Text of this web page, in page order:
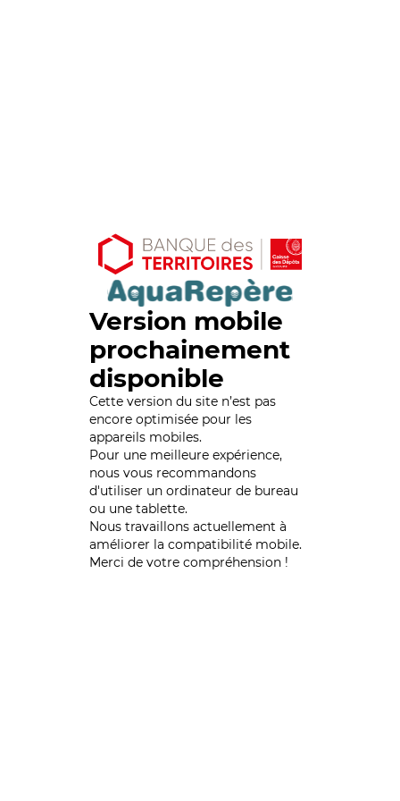
Version mobile
prochainement
disponible
Cette version du site n’est pas
encore optimisée pour les
appareils mobiles.
Pour une meilleure expérience,
nous vous recommandons
d'utiliser un ordinateur de bureau
ou une tablette.
Nous travaillons actuellement à
améliorer la compatibilité mobile.
Merci de votre compréhension !